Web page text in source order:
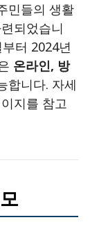
민들의 생활
되었습니
터 2024년
온라인, 방
합니다. 자세
지를 참고